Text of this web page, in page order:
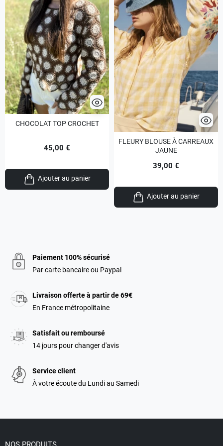
CHOCOLAT TOP CROCHET
45,00 €
Ajouter au panier
FLEURY BLOUSE À CARREAUX
JAUNE
39,00 €
Ajouter au panier
Paiement 100% sécurisé
Par carte bancaire ou Paypal
Livraison offerte à partir de 69€
En France métropolitaine
Satisfait ou remboursé
14 jours pour changer d'avis
Service client
À votre écoute du Lundi au Samedi